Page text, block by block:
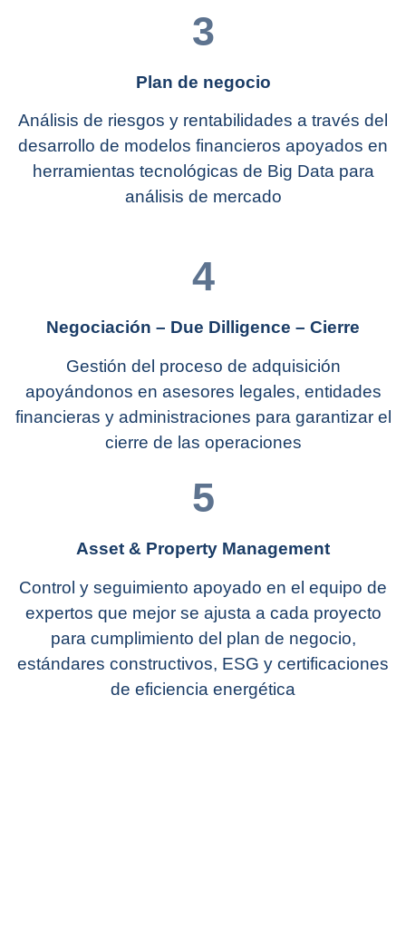
3
Plan de negocio
Análisis de riesgos y rentabilidades a través del
desarrollo de modelos financieros apoyados en
herramientas tecnológicas de Big Data para
análisis de mercado
4
Negociación – Due Dilligence – Cierre
Gestión del proceso de adquisición
apoyándonos en asesores legales, entidades
financieras y administraciones para garantizar el
cierre de las operaciones
5
Asset & Property Management
Control y seguimiento apoyado en el equipo de
expertos que mejor se ajusta a cada proyecto
para cumplimiento del plan de negocio,
estándares constructivos, ESG y certificaciones
de eficiencia energética